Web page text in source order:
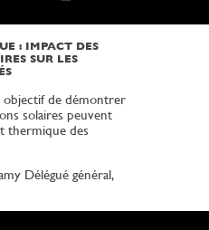
: IMPACT DES
SUR LES
de démontrer
solaires peuvent
thermique des
Délégué général,